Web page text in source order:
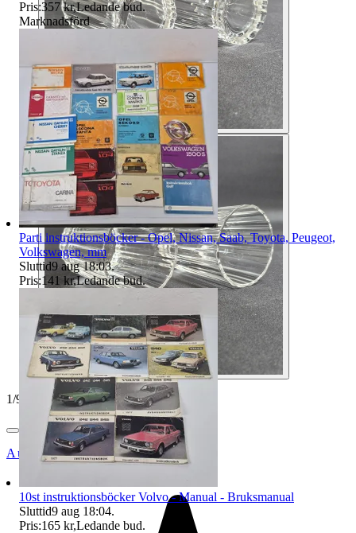
1/9
Auktionsbyra
Pris:357 kr,Ledande bud.
Marknadsförd
Parti instruktionsböcker - Opel, Nissan, Saab, Toyota, Peugeot,
Volkswagen, mm
Sluttid9 aug 18:03.
Pris:141 kr,Ledande bud.
10st instruktionsböcker Volvo - Manual - Bruksmanual
Sluttid9 aug 18:04.
Pris:165 kr,Ledande bud.